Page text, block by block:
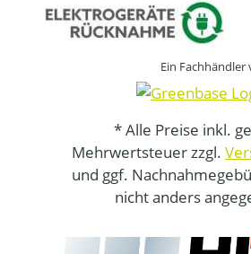
Ein Fachhändler
* Alle Preise inkl.
Mehrwertsteuer zzgl.
und ggf.
nicht anders